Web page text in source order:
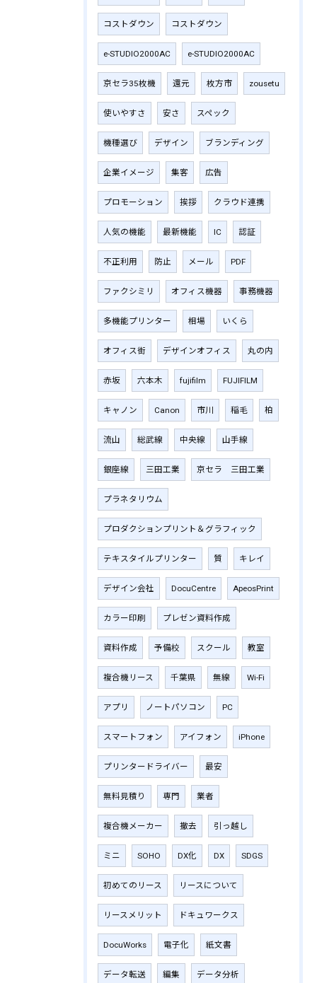
コストダウン コストダウン
e-STUDIO2000AC e-STUDIO2000AC
京セラ35枚機 還元 枚方市 zousetu
使いやすさ 安さ スペック
機種選び デザイン ブランディング
企業イメージ 集客 広告
プロモーション 挨拶 クラウド連携
人気の機能 最新機能 IC 認証
不正利用 防止 メール PDF
ファクシミリ オフィス機器 事務機器
多機能プリンター 相場 いくら
オフィス街 デザインオフィス 丸の内
赤坂 六本木 fujifilm ‎FUJIFILM
キャノン Canon 市川 稲毛 柏
流山 総武線 中央線 山手線
銀座線 三田工業 京セラ 三田工業
プラネタリウム
プロダクションプリント＆グラフィック
テキスタイルプリンター 質 キレイ
デザイン会社 DocuCentre ApeosPrint
カラー印刷 プレゼン資料作成
資料作成 予備校 スクール 教室
複合機リース 千葉県 無線 Wi-Fi
アプリ ノートパソコン PC
スマートフォン アイフォン iPhone
プリンタードライバー 最安
無料見積り 専門 業者
複合機メーカー 撤去 引っ越し
ミニ SOHO DX化 DX SDGS
初めてのリース リースについて
リースメリット ドキュワークス
DocuWorks 電子化 紙文書
データ転送 編集 データ分析